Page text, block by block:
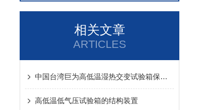
相关文章
ARTICLES
中国台湾巨为高低温湿热交变试验箱保养需要注意些什么?
高低温低气压试验箱的结构装置